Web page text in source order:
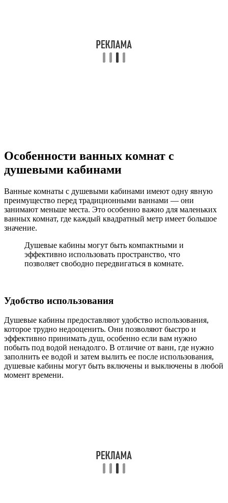
Особенности ванных комнат с
душевыми кабинами
Ванные комнаты с душевыми кабинами имеют одну явную
преимущество перед традиционными ваннами — они
занимают меньше места. Это особенно важно для маленьких
ванных комнат, где каждый квадратный метр имеет большое
значение.
Душевые кабины могут быть компактными и
эффективно использовать пространство, что
позволяет свободно передвигаться в комнате.
Удобство использования
Душевые кабины предоставляют удобство использования,
которое трудно недооценить. Они позволяют быстро и
эффективно принимать душ, особенно если вам нужно
побыть под водой ненадолго. В отличие от ванн, где нужно
заполнить ее водой и затем вылить ее после использования,
душевые кабины могут быть включены и выключены в любой
момент времени.